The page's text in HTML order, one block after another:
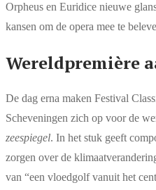
Orpheus en Euridice nieuwe
kansen om de opera mee te
Wereldpremière
De dag erna maken Festival
Scheveningen zich op voor de
zeespiegel. In het stuk geeft
zorgen over de
van “een vloedgolf vanuit het